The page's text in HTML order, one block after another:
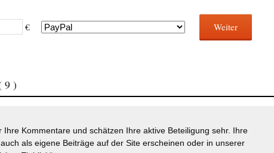
€ Weiter
9 )
Ihre Kommentare und schätzen Ihre aktive Beteiligung sehr. Ihre
als eigene Beiträge auf der Site erscheinen oder in unserer